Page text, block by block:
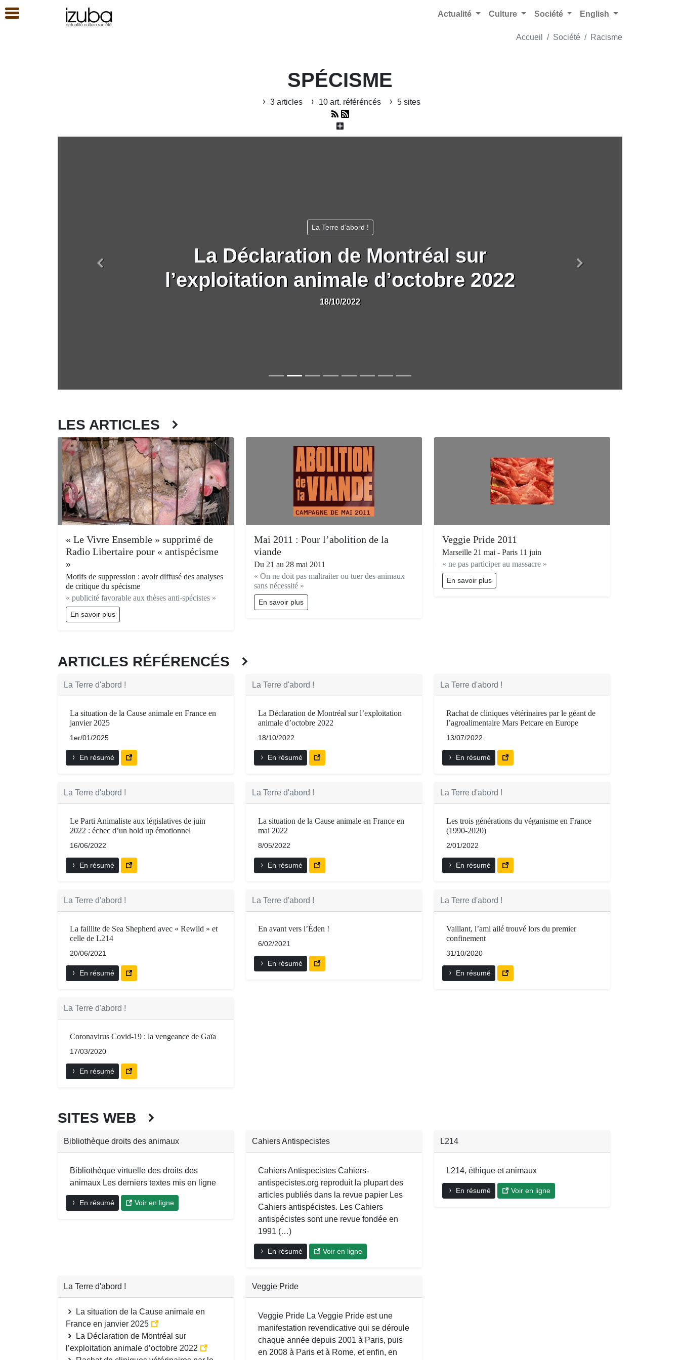
Actualité Culture Société English
Accueil Société Racisme
SPÉCISME
3 articles 10 art. référéncés 5 sites
La Terre d’abord !
La Déclaration de Montréal sur
l’exploitation animale d’octobre 2022
18/10/2022
Précédent Suivant
LES ARTICLES
« Le Vivre Ensemble » supprimé de
Radio Libertaire pour « antispécisme
»
Motifs de suppression : avoir diffusé des analyses
de critique du spécisme
« publicité favorable aux thèses anti-spécistes »
En savoir plus
Mai 2011 : Pour l’abolition de la
viande
Du 21 au 28 mai 2011
« On ne doit pas maltraiter ou tuer des animaux
sans nécessité »
En savoir plus
Veggie Pride 2011
Marseille 21 mai - Paris 11 juin
« ne pas participer au massacre »
En savoir plus
ARTICLES RÉFÉRENCÉS
La Terre d'abord !
La situation de la Cause animale en France en
janvier 2025
1er/01/2025
En résumé
La Terre d'abord !
La Déclaration de Montréal sur l’exploitation
animale d’octobre 2022
18/10/2022
En résumé
La Terre d'abord !
Rachat de cliniques vétérinaires par le géant de
l’agroalimentaire Mars Petcare en Europe
13/07/2022
En résumé
La Terre d'abord !
Le Parti Animaliste aux législatives de juin
2022 : échec d’un hold up émotionnel
16/06/2022
En résumé
La Terre d'abord !
La situation de la Cause animale en France en
mai 2022
8/05/2022
En résumé
La Terre d'abord !
Les trois générations du véganisme en France
(1990-2020)
2/01/2022
En résumé
La Terre d'abord !
La faillite de Sea Shepherd avec « Rewild » et
celle de L214
20/06/2021
En résumé
La Terre d'abord !
En avant vers l’Éden !
6/02/2021
En résumé
La Terre d'abord !
Vaillant, l’ami ailé trouvé lors du premier
confinement
31/10/2020
En résumé
La Terre d'abord !
Coronavirus Covid-19 : la vengeance de Gaïa
17/03/2020
En résumé
SITES WEB
Bibliothèque droits des animaux
Bibliothèque virtuelle des droits des
animaux Les derniers textes mis en ligne
En résumé Voir en ligne
Cahiers Antispecistes
Cahiers Antispecistes Cahiers-
antispecistes.org reproduit la plupart des
articles publiés dans la revue papier Les
Cahiers antispécistes. Les Cahiers
antispécistes sont une revue fondée en
1991 (…)
En résumé Voir en ligne
L214
L214, éthique et animaux
En résumé Voir en ligne
La Terre d'abord !
La situation de la Cause animale en
France en janvier 2025
La Déclaration de Montréal sur
l’exploitation animale d’octobre 2022
Veggie Pride
Veggie Pride La Veggie Pride est une
manifestation revendicative qui se déroule
chaque année depuis 2001 à Paris, puis
en 2008 à Paris et à Rome, et enfin, en